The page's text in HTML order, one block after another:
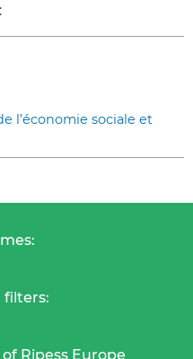
l’économie sociale et
filters:
Ripess Europe